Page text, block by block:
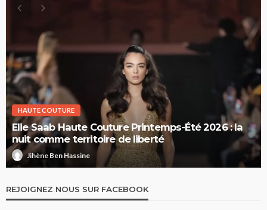
HAUTE COUTURE
Elie Saab Haute Couture Printemps-Été 2026 : la
nuit comme territoire de liberté
Jihène Ben Hassine
REJOIGNEZ NOUS SUR FACEBOOK